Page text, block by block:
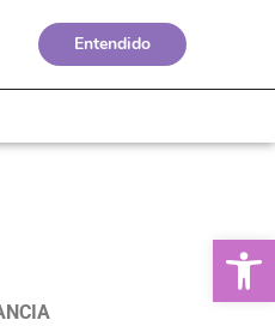
Biblioteca
Entendido